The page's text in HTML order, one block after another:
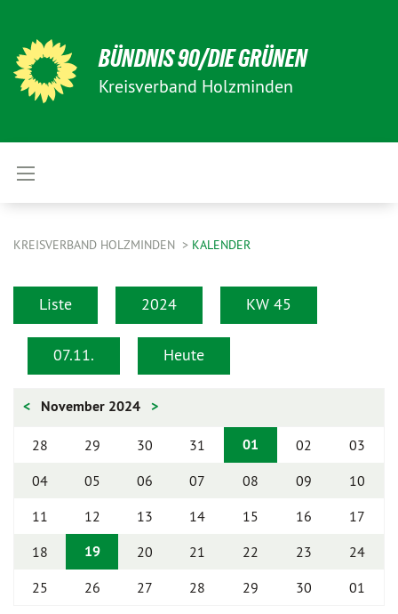
BÜNDNIS 90/DIE GRÜNEN
Kreisverband Holzminden
KREISVERBAND HOLZMINDEN KALENDER
Liste 2024 KW 45
07.11. Heute
< November 2024 >
28 29 30 31 01 02
03
04
05 06 07 08 09
10
11
12 13 14 15 16
17
18
19 20 21 22 23
24
25
26 27 28 29 30 01